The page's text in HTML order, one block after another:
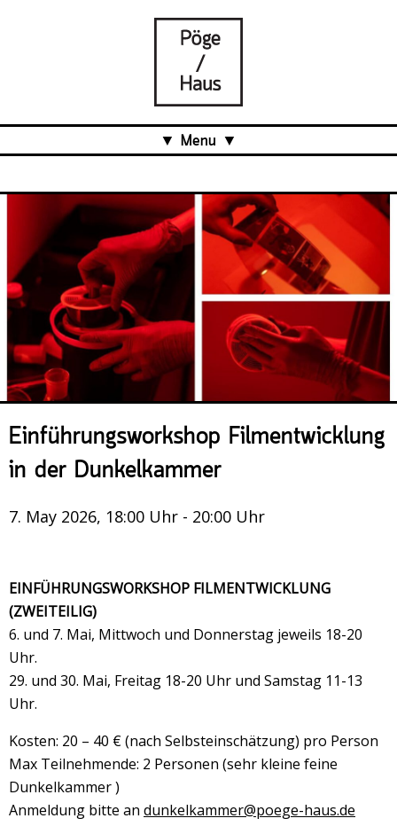
Menu
Projects
Über uns
Was ist das Pöge-Haus?
Team
Organisation
Mitarbeit
Veranstaltungsrückblick
Kontakt und Anfahrt
Datenschutz
Einführungsworkshop Filmentwicklung
in der Dunkelkammer
7. May 2026, 18:00 Uhr - 20:00 Uhr
EINFÜHRUNGSWORKSHOP FILMENTWICKLUNG
(ZWEITEILIG)
6. und 7. Mai, Mittwoch und Donnerstag jeweils 18-20
Uhr.
29. und 30. Mai, Freitag 18-20 Uhr und Samstag 11-13
Uhr.
Kosten: 20 – 40 € (nach Selbsteinschätzung) pro Person
Max Teilnehmende: 2 Personen (sehr kleine feine
Dunkelkammer )
Anmeldung bitte an dunkelkammer@poege-haus.de